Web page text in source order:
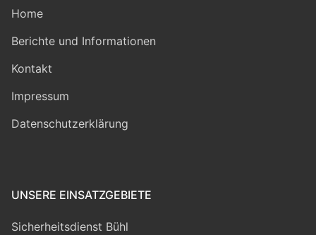
Home
Berichte und Informationen
Kontakt
Impressum
Datenschutzerklärung
UNSERE EINSATZGEBIETE
Sicherheitsdienst Bühl